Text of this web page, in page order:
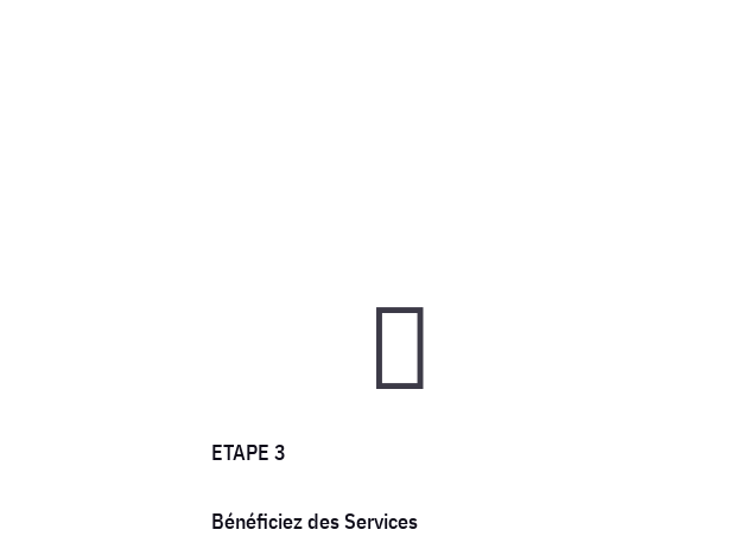

ETAPE 3
Bénéficiez des Services